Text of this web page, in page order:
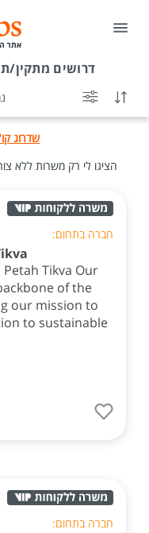
דרושים מתקין/
שדרוג
הציגו לי רק משרות ללא
חברה בתחום:
Tikva Our
of the
our mission to
to sustainable
חברה בתחום: